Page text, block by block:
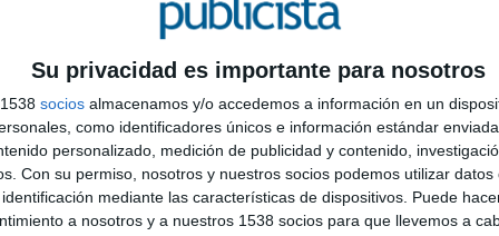
Su privacidad es importante para nosotros
socios almacenamos y/o accedemos a información en un
como identificadores únicos e información estándar
personalizado, medición de publicidad y contenido,
Con su permiso, nosotros y nuestros socios podemos utilizar datos
mediante las características de dispositivos. Puede
a nosotros y a nuestros 1538 socios para que llevemos a
de influencers continuará su expansión, con
cuentan con audiencias específicas y
un creciente interés por los influencers líderes de
seguidores, sino también un profundo
colaboraciones, fundamentadas en
para generar confianza y relevancia, con un
de estas alianzas estratégicas.